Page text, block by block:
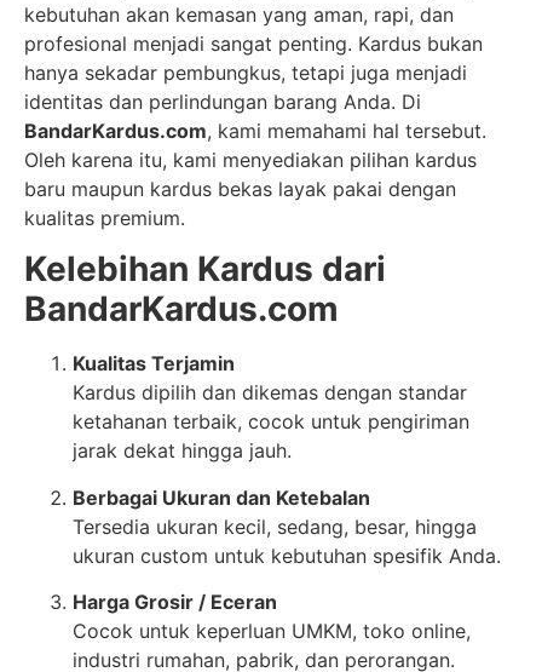
kebutuhan akan kemasan yang aman, rapi, dan
profesional menjadi sangat penting. Kardus bukan
hanya sekadar pembungkus, tetapi juga menjadi
identitas dan perlindungan barang Anda. Di
BandarKardus.com, kami memahami hal tersebut.
Oleh karena itu, kami menyediakan pilihan kardus
baru maupun kardus bekas layak pakai dengan
kualitas premium.
Kelebihan Kardus dari
BandarKardus.com
Kualitas Terjamin
Kardus dipilih dan dikemas dengan standar
ketahanan terbaik, cocok untuk pengiriman
jarak dekat hingga jauh.
Berbagai Ukuran dan Ketebalan
Tersedia ukuran kecil, sedang, besar, hingga
ukuran custom untuk kebutuhan spesifik Anda.
Harga Grosir / Eceran
Cocok untuk keperluan UMKM, toko online,
industri rumahan, pabrik, dan perorangan.